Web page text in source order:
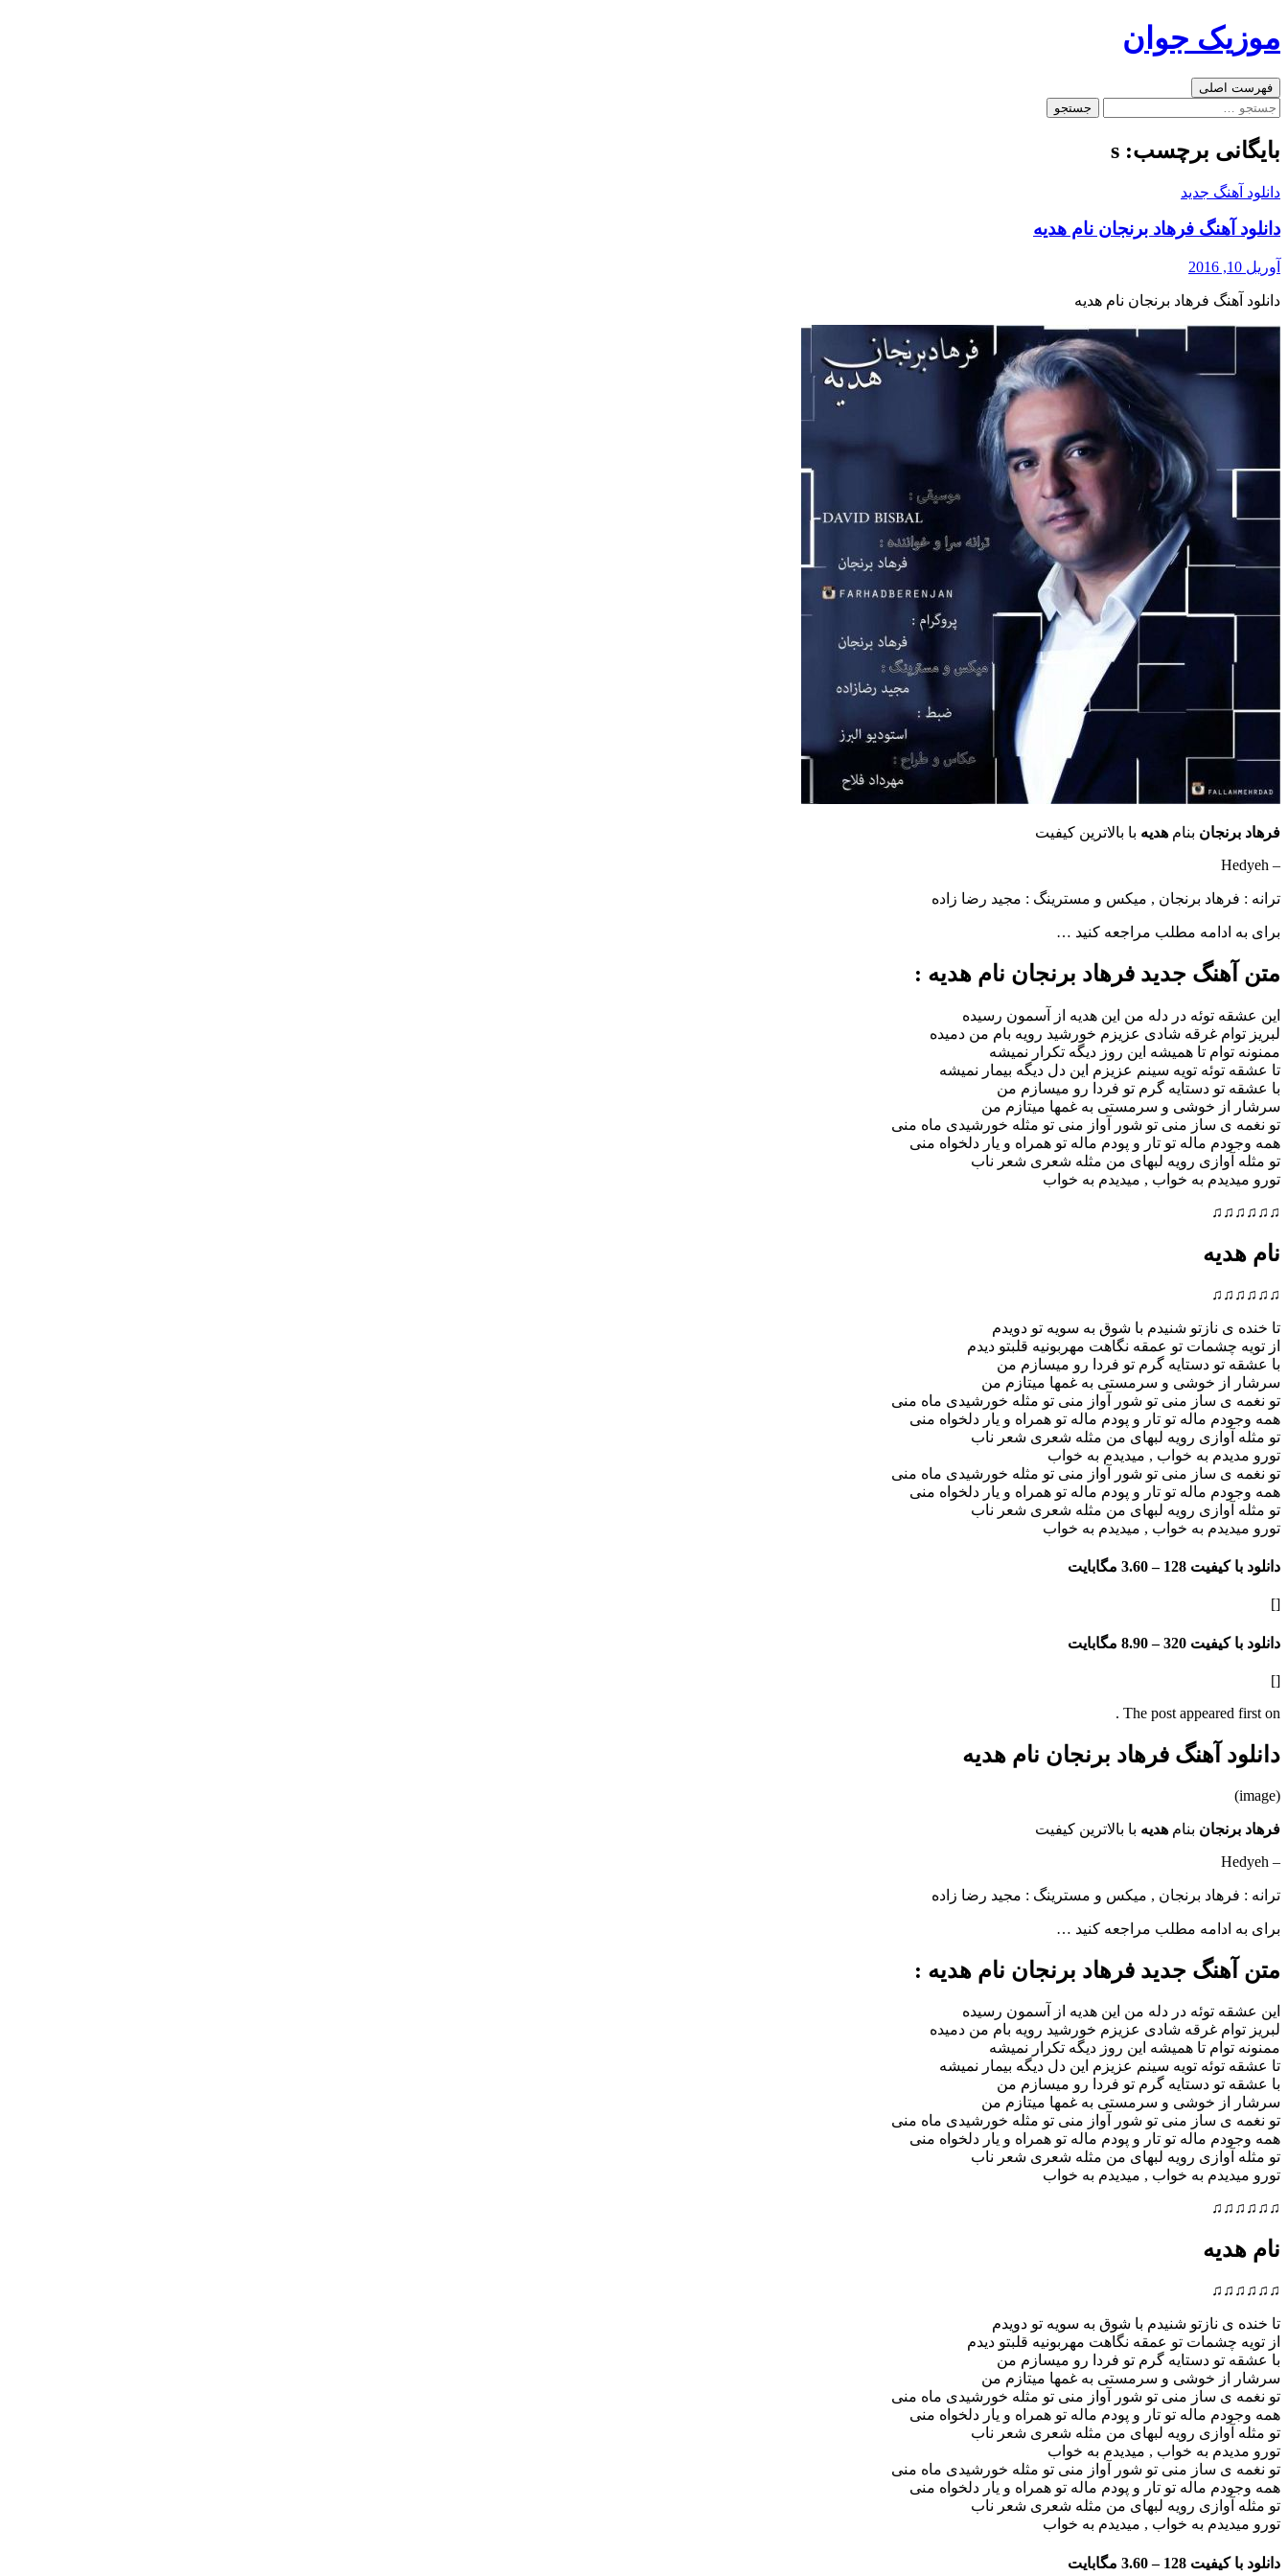
به
موزیک جوان
جست‌وجو
فهرست اصلی
جستجو
بایگانی برچسب: s
دانلود آهنگ جدید
دانلود آهنگ فرهاد برنجان نام هدیه
آوریل 10, 2016
دانلود آهنگ فرهاد برنجان نام هدیه
فرهاد برنجان بنام هدیه با بالاترین کیفیت
– Hedyeh
ترانه : فرهاد برنجان , میکس و مسترینگ : مجید رضا زاده
برای به ادامه مطلب مراجعه کنید …
متن آهنگ جدید فرهاد برنجان نام هدیه :
این عشقه توئه در دله من این هدیه از آسمون رسیده
لبریز توام غرقه شادی عزیزم خورشید رویه بام من دمیده
ممنونه توام تا همیشه این روز دیگه تکرار نمیشه
تا عشقه توئه تویه سینم عزیزم این دل دیگه بیمار نمیشه
با عشقه تو دستایه گرم تو فردا رو میسازم من
سرشار از خوشی و سرمستی به غمها میتازم من
تو نغمه ی ساز منی تو شور آواز منی تو مثله خورشیدی ماه منی
همه وجودم ماله تو تار و پودم ماله تو همراه و یار دلخواه منی
تو مثله آوازی رویه لبهای من مثله شعری شعر ناب
تورو میدیدم به خواب , میدیدم به خواب
♫♫♫♫♫♫
نام هدیه
♫♫♫♫♫♫
تا خنده ی نازتو شنیدم با شوق به سویه تو دویدم
از تویه چشمات تو عمقه نگاهت مهربونیه قلبتو دیدم
با عشقه تو دستایه گرم تو فردا رو میسازم من
سرشار از خوشی و سرمستی به غمها میتازم من
تو نغمه ی ساز منی تو شور آواز منی تو مثله خورشیدی ماه منی
همه وجودم ماله تو تار و پودم ماله تو همراه و یار دلخواه منی
تو مثله آوازی رویه لبهای من مثله شعری شعر ناب
تورو مدیدم به خواب , میدیدم به خواب
تو نغمه ی ساز منی تو شور آواز منی تو مثله خورشیدی ماه منی
همه وجودم ماله تو تار و پودم ماله تو همراه و یار دلخواه منی
تو مثله آوازی رویه لبهای من مثله شعری شعر ناب
تورو میدیدم به خواب , میدیدم به خواب
دانلود با کیفیت 128 – 3.60 مگابایت
[]
دانلود با کیفیت 320 – 8.90 مگابایت
[]
The post appeared first on .
دانلود آهنگ فرهاد برنجان نام هدیه
(image)
فرهاد برنجان بنام هدیه با بالاترین کیفیت
– Hedyeh
ترانه : فرهاد برنجان , میکس و مسترینگ : مجید رضا زاده
برای به ادامه مطلب مراجعه کنید …
متن آهنگ جدید فرهاد برنجان نام هدیه :
این عشقه توئه در دله من این هدیه از آسمون رسیده
لبریز توام غرقه شادی عزیزم خورشید رویه بام من دمیده
ممنونه توام تا همیشه این روز دیگه تکرار نمیشه
تا عشقه توئه تویه سینم عزیزم این دل دیگه بیمار نمیشه
با عشقه تو دستایه گرم تو فردا رو میسازم من
سرشار از خوشی و سرمستی به غمها میتازم من
تو نغمه ی ساز منی تو شور آواز منی تو مثله خورشیدی ماه منی
همه وجودم ماله تو تار و پودم ماله تو همراه و یار دلخواه منی
تو مثله آوازی رویه لبهای من مثله شعری شعر ناب
تورو میدیدم به خواب , میدیدم به خواب
♫♫♫♫♫♫
نام هدیه
♫♫♫♫♫♫
تا خنده ی نازتو شنیدم با شوق به سویه تو دویدم
از تویه چشمات تو عمقه نگاهت مهربونیه قلبتو دیدم
با عشقه تو دستایه گرم تو فردا رو میسازم من
سرشار از خوشی و سرمستی به غمها میتازم من
تو نغمه ی ساز منی تو شور آواز منی تو مثله خورشیدی ماه منی
همه وجودم ماله تو تار و پودم ماله تو همراه و یار دلخواه منی
تو مثله آوازی رویه لبهای من مثله شعری شعر ناب
تورو مدیدم به خواب , میدیدم به خواب
تو نغمه ی ساز منی تو شور آواز منی تو مثله خورشیدی ماه منی
همه وجودم ماله تو تار و پودم ماله تو همراه و یار دلخواه منی
تو مثله آوازی رویه لبهای من مثله شعری شعر ناب
تورو میدیدم به خواب , میدیدم به خواب
دانلود با کیفیت 128 – 3.60 مگابایت